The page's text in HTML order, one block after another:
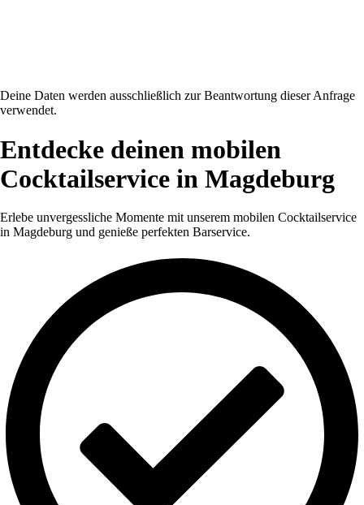
Deine Daten werden ausschließlich zur Beantwortung dieser Anfrage
verwendet.
Entdecke deinen mobilen
Cocktailservice in Magdeburg
Erlebe unvergessliche Momente mit unserem mobilen Cocktailservice
in Magdeburg und genieße perfekten Barservice.